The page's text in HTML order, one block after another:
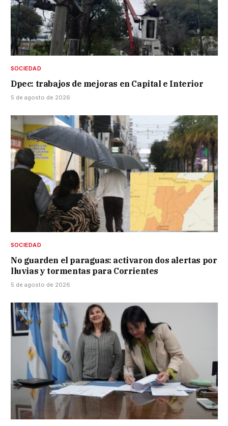
SOCIEDAD
Dpec: trabajos de mejoras en Capital e Interior
5 de agosto de 2026
SOCIEDAD
No guarden el paraguas: activaron dos alertas por
lluvias y tormentas para Corrientes
5 de agosto de 2026